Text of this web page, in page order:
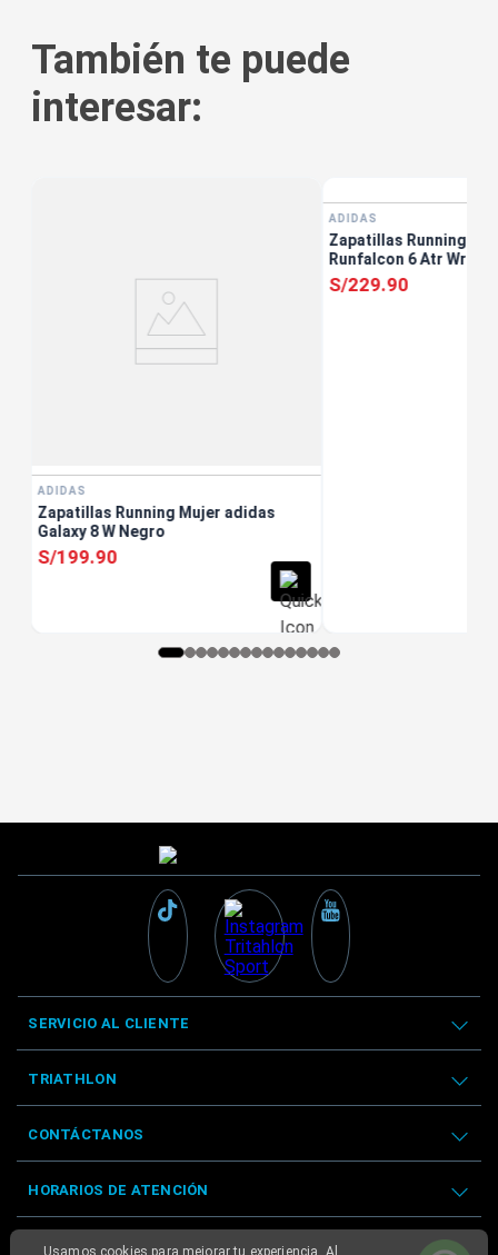
Usamos cookies para mejorar tu experiencia. Al
También te puede
interesar:
ADIDAS
Zapatillas Running Mujer adidas
Galaxy 8 W Negro
S/199.90
ADIDAS
Zapatillas Running
Runfalcon 6 Atr Wr W
S/229.90
SERVICIO AL CLIENTE
TRIATHLON
CONTÁCTANOS
HORARIOS DE ATENCIÓN